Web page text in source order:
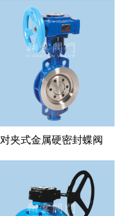
对夹式金属硬密封蝶阀